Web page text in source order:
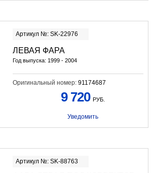
Артикул №: SK-22976
ЛЕВАЯ ФАРА
Год выпуска: 1999 - 2004
Оригинальный номер: 91174687
9 720 РУБ.
Уведомить
Артикул №: SK-88763